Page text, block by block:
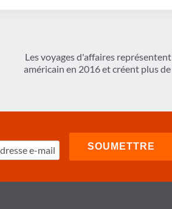
Les voyages d'affaires
américain en 2016 et créent plus